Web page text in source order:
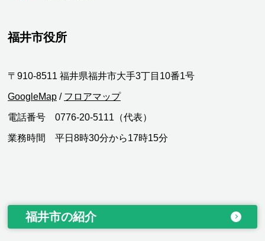
福井市役所
〒910-8511 福井県福井市大手3丁目10番1号
GoogleMap / フロアマップ
電話番号 0776-20-5111（代表）
業務時間 平日8時30分から17時15分
福井市の紹介